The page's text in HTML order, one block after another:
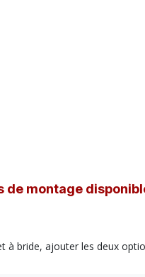
de montage
à bride, ajouter les deux